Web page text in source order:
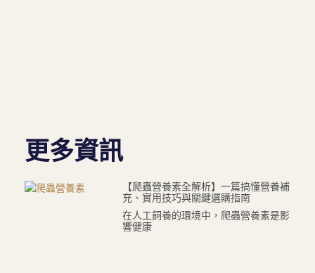
更多資訊
【爬蟲營養素全解析】一篇搞懂營養補
充、實用技巧與關鍵選購指南
在人工飼養的環境中，爬蟲營養素是影
響健康